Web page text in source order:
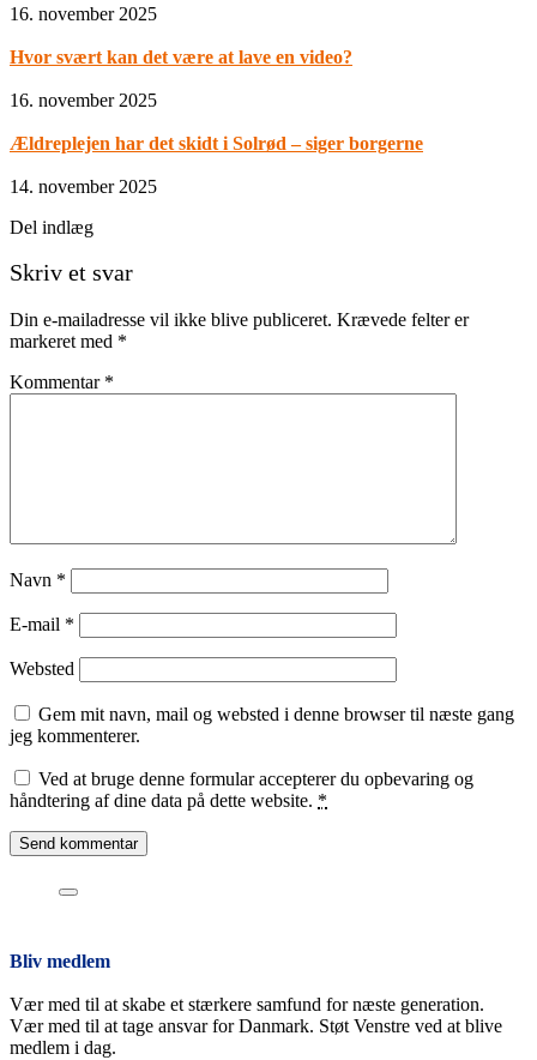
16. november 2025
Hvor svært kan det være at lave en video?
16. november 2025
Ældreplejen har det skidt i Solrød – siger borgerne
14. november 2025
Del indlæg
Skriv et svar
Din e-mailadresse vil ikke blive publiceret. Krævede felter er
markeret med *
Kommentar *
Navn *
E-mail *
Websted
Gem mit navn, mail og websted i denne browser til næste gang
jeg kommenterer.
Ved at bruge denne formular accepterer du opbevaring og
håndtering af dine data på dette website. *
Bliv medlem
Vær med til at skabe et stærkere samfund for næste generation.
Vær med til at tage ansvar for Danmark. Støt Venstre ved at blive
medlem i dag.